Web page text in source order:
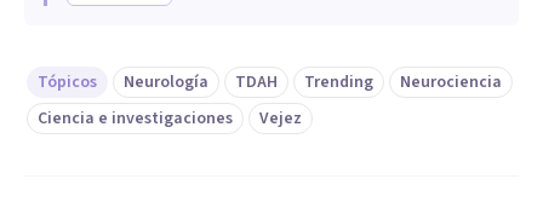
Tópicos Neurología TDAH Trending
Neurociencia
Ciencia e investigaciones
Vejez